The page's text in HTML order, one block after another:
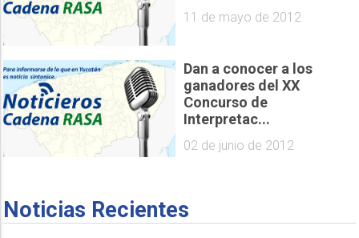
11 de mayo de 2012
Dan a conocer a los
ganadores del XX
Concurso de
Interpretac...
02 de junio de 2012
Noticias Recientes